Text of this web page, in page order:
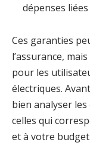
dépenses
Ces garanties
l’assurance,
pour les
électriques.
bien analyser
celles qui
et à votre budget.